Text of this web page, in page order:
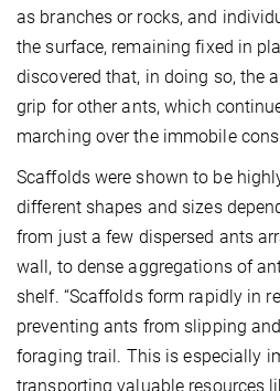
as branches or rocks, and
the surface, remaining fixed in
discovered that, in doing so, the
grip for other ants, which
marching over the immobile
Scaffolds were shown to be
different shapes and sizes
from just a few dispersed ants
wall, to dense aggregations of
shelf. “Scaffolds form rapidly in
preventing ants from slipping
foraging trail. This is especially
transporting valuable resources